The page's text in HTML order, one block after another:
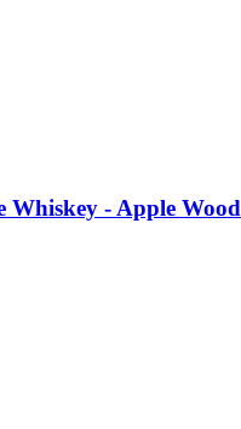
Whiskey - Apple Wood